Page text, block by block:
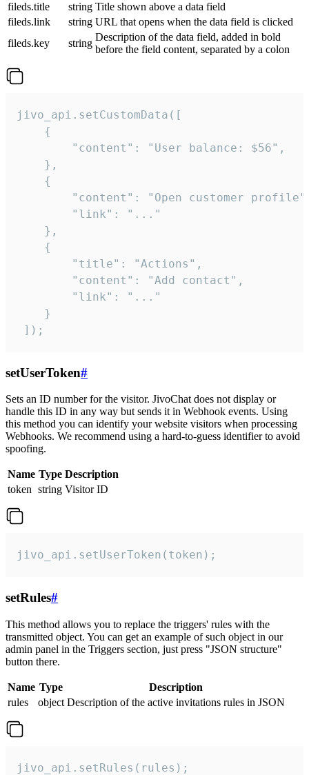
fileds.title
string Title shown above a data field
fileds.link
string URL that opens when the data field is clicked
fileds.key
string
Description of the data field, added in bold
before the field content, separated by a colon
jivo_api.setCustomData([
    {
        "content": "User balance: $56",
    },
    {
"content": "Open customer
        "link": "..."
    },
    {
        "title": "Actions",
        "content": "Add contact",
        "link": "..."
    }
]);
setUserToken#
Sets an ID number for the visitor. JivoChat does not display or
handle this ID in any way but sends it in Webhook events. Using
this method you can identify your website visitors when processing
Webhooks. We recommend using a hard-to-guess identifier to avoid
spoofing.
Name Type Description
token string Visitor ID
jivo_api.setUserToken(token);
setRules#
This method allows you to replace the triggers' rules with the
transmitted object. You can get an example of such object in our
admin panel in the Triggers section, just press "JSON structure"
button there.
Name Type
Description
rules
object Description of the active invitations rules in JSON
jivo_api.setRules(rules);